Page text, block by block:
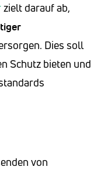
zielt darauf ab,
Dies soll
Schutz bieten und
von